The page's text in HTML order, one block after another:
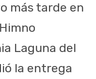
más tarde en
Laguna del
la entrega